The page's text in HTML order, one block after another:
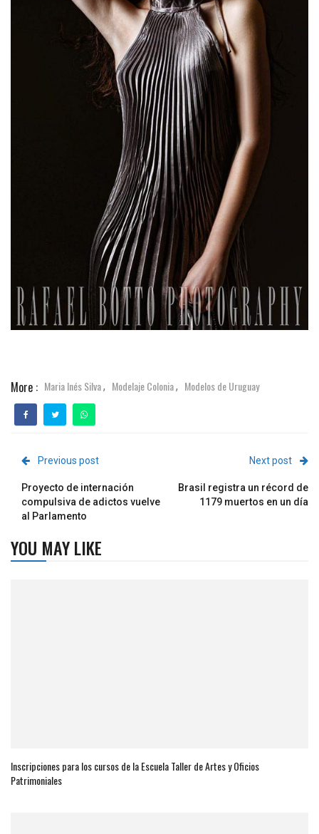
More : Maria Inés Silva, Modelaje Colonia, Modelos de Uruguay
Previous post
Proyecto de internación
compulsiva de adictos vuelve
al Parlamento
Next post
Brasil registra un récord de
1179 muertos en un día
YOU MAY LIKE
Inscripciones para los cursos de la Escuela Taller de Artes y Oficios
Patrimoniales